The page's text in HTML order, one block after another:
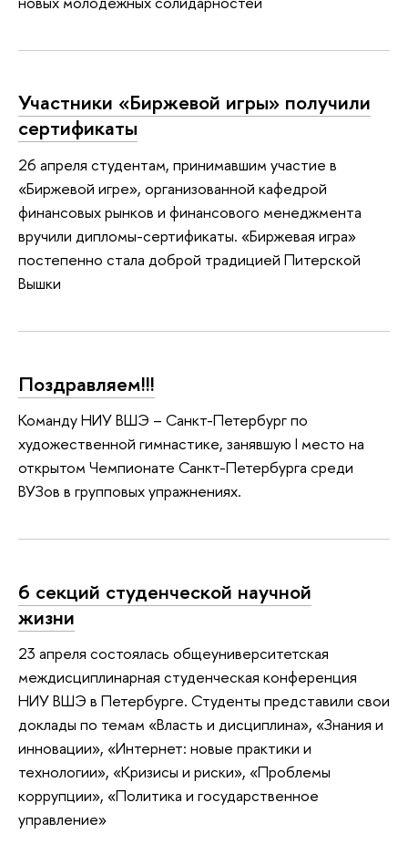
Участники «Биржевой игры» получили
сертификаты
26 апреля студентам, принимавшим участие в
«Биржевой игре», организованной кафедрой
финансовых рынков и финансового менеджмента
вручили дипломы-сертификаты. «Биржевая игра»
постепенно стала доброй традицией Питерской
Вышки
Поздравляем!!!
Команду НИУ ВШЭ – Санкт-Петербург по
художественной гимнастике, занявшую I место на
открытом Чемпионате Санкт-Петербурга среди
ВУЗов в групповых упражнениях.
6 секций студенческой научной
жизни
23 апреля состоялась общеуниверситетская
междисциплинарная студенческая конференция
НИУ ВШЭ в Петербурге. Студенты представили свои
доклады по темам «Власть и дисциплина», «Знания и
инновации», «Интернет: новые практики и
технологии», «Кризисы и риски», «Проблемы
коррупции», «Политика и государственное
управление»